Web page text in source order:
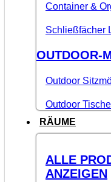
Container &
Schließfächer
OUTDOOR-
Outdoor
Outdoor Tische
RÄUME
ALLE
ANZEIGEN